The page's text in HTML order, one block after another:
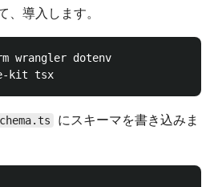
導入します。
wrangler dotenv
にスキーマを書き込みま